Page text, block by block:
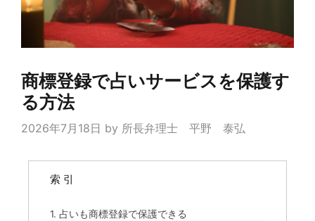
商標登録で占いサービスを保護す
る方法
2026年7月18日 by 所長弁理士 平野 泰弘
索 引
1. 占いも商標登録で保護できる